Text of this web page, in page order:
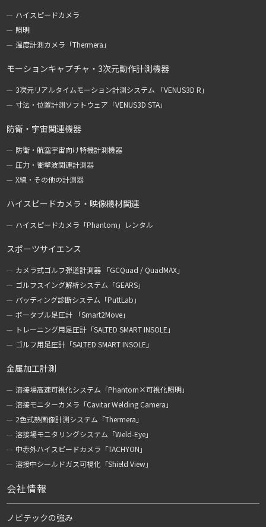
ハイスピードカメラ
照明
温度計測カメラ「Thermera」
モーションキャプチャ・3次元動作計測機器
3次元リアルタイムモーション計測システム 「VENUS3D R」
寸法・位置計測ソフトウェア「VENUS3D STA」
防衛・宇宙関連機器
防衛・航空宇宙向け特機計測機器
圧力・衝撃波関連計測器
X線・その他の計測器
ハイスピードカメラ・映像機材関連
ハイスピードカメラ「Phantom」レンタル
スポーツサイエンス
カメラ式ゴルフ弾道計測器 「GCQuad / QuadMAX」
ゴルフスイング解析システム「GEARS」
パッティング診断システム「PuttLab」
ポータブル足圧計 「Smart2Move」
トレーニング用足圧計「SALTED SMART INSOLE」
ゴルフ用足圧計「SALTED SMART INSOLE」
金属加工計測
溶接場高速可視化システム「Phantom×可視化照明」
溶接モニターカメラ「Cavitar Welding Camera」
2色式熱画像計測システム「Thermera」
溶接場モニタリングシステム「Weld-Eye」
中赤外ハイスピードカメラ「TACHYON」
溶接中シールドガス可視化「Shield View」
会社情報
ノビテックの強み